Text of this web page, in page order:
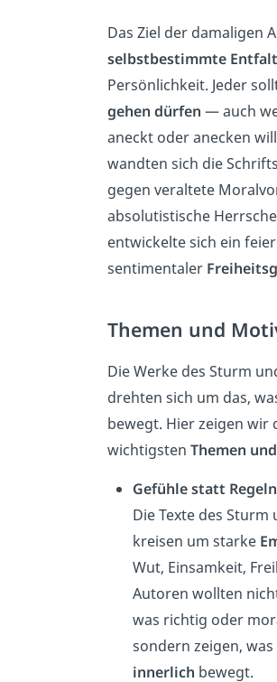
Das Ziel der damaligen
selbstbestimmte
Persönlichkeit. Jeder
gehen dürfen — auch
aneckt oder anecken
wandten sich die
gegen veraltete
absolutistische
entwickelte sich ein
sentimentaler
Themen und
Die Werke des Sturm
drehten sich um das,
bewegt. Hier zeigen wir
wichtigstenThemen
Gefühle statt Regeln
Die Texte des Sturm
kreisen um starke
Wut, Einsamkeit,
Autoren wollten
was richtig oder
sondern zeigen,
innerlich bewegt.